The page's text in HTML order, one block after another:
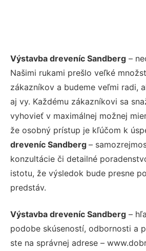
Výstavba dreveníc Sandberg –
Našimi rukami prešlo veľké
zákazníkov a budeme veľmi radi,
aj vy. Každému zákazníkovi sa
vyhovieť v maximálnej možnej
že osobný prístup je kľúčom k
dreveníc Sandberg –
konzultácie či detailné
istotu, že výsledok bude presne
predstáv.
Výstavba dreveníc Sandberg –
podobe skúseností, odbornosti a
ste na správnej adrese –